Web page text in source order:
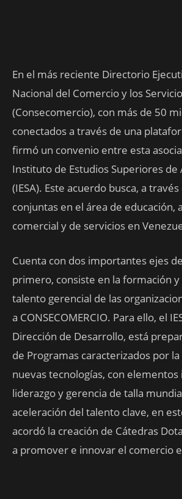
En el más reciente Directorio
Nacional del Comercio y los
(Consecomercio), con más de 50
conectados a través de una
firmó un convenio entre esta
Instituto de Estudios Superiores
(IESA). Este acuerdo busca, a
conjuntas en el área de educación,
comercial y de servicios en
Cuenta con dos importantes ejes
primero, consiste en la formación y
talento gerencial de las
a CONSECOMERCIO. Para ello, el
Dirección de Desarrollo, está
de Programas caracterizados por
nuevas tecnologías, con
liderazgo y gerencia de talla
aceleración del talento clave, en
acordó la creación de Cátedras
a promover e innovar el comercio